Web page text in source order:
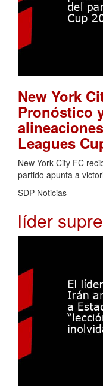
New York
Pronóstico
Leagues
New York City FC
partido apunta a
SDP Noticias
líder